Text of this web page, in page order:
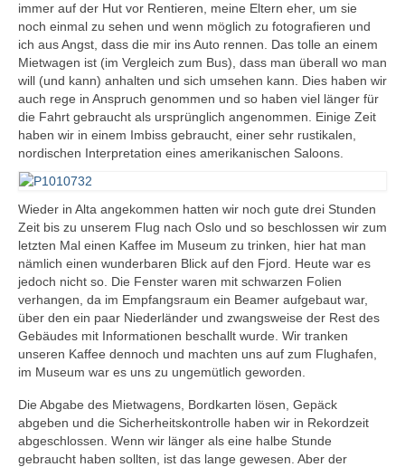
immer auf der Hut vor Rentieren, meine Eltern eher, um sie
noch einmal zu sehen und wenn möglich zu fotografieren und
ich aus Angst, dass die mir ins Auto rennen. Das tolle an einem
Mietwagen ist (im Vergleich zum Bus), dass man überall wo man
will (und kann) anhalten und sich umsehen kann. Dies haben wir
auch rege in Anspruch genommen und so haben viel länger für
die Fahrt gebraucht als ursprünglich angenommen. Einige Zeit
haben wir in einem Imbiss gebraucht, einer sehr rustikalen,
nordischen Interpretation eines amerikanischen Saloons.
Wieder in Alta angekommen hatten wir noch gute drei Stunden
Zeit bis zu unserem Flug nach Oslo und so beschlossen wir zum
letzten Mal einen Kaffee im Museum zu trinken, hier hat man
nämlich einen wunderbaren Blick auf den Fjord. Heute war es
jedoch nicht so. Die Fenster waren mit schwarzen Folien
verhangen, da im Empfangsraum ein Beamer aufgebaut war,
über den ein paar Niederländer und zwangsweise der Rest des
Gebäudes mit Informationen beschallt wurde. Wir tranken
unseren Kaffee dennoch und machten uns auf zum Flughafen,
im Museum war es uns zu ungemütlich geworden.
Die Abgabe des Mietwagens, Bordkarten lösen, Gepäck
abgeben und die Sicherheitskontrolle haben wir in Rekordzeit
abgeschlossen. Wenn wir länger als eine halbe Stunde
gebraucht haben sollten, ist das lange gewesen. Aber der